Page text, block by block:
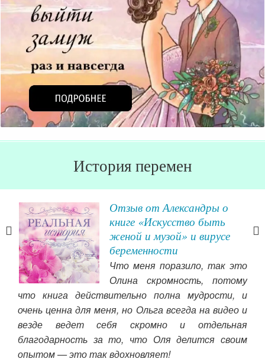
История перемен
Отзыв от Александры о
книге «Искусство быть
женой и музой» и вирусе
беременности
Что меня поразило, так это
Олина скромность, потому
что книга действительно полна мудрости, и
очень ценна для меня, но Ольга всегда на видео и
везде ведет себя скромно и отдельная
благодарность за то, что Оля делится своим
опытом — это так вдохновляет!